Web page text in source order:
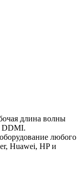
длина волны
DDMI.
любого
Huawei, HP и